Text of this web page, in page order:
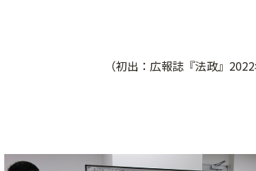
（初出：広報誌『法政』2022